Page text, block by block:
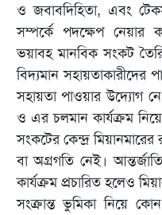
ও জবাবদিহিতা, এবং
সম্পর্কে পদক্ষেপ নেয়ার
ভয়াবহ মানবিক সংকট
বিদ্যমান
সহায়তা পাওয়ার উদ্যোগ
ও এর চলমান কার্যক্রম
সংকটের কেন্দ্র
বা অগ্রগতি নেই।
কার্যক্রম প্রচারিত হলেও
সংক্রান্ত ভুমিকা নিয়ে